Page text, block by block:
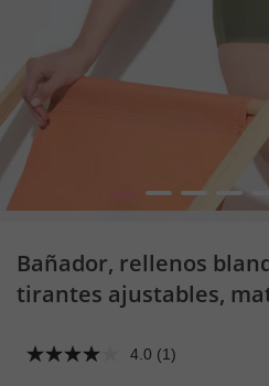
2 3 4 5
Bañador, rellenos
tirantes ajustables,
4.0 (1)